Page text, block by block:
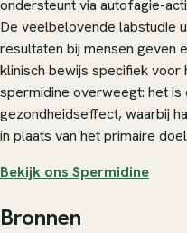
ondersteunt via autofagie-
De veelbelovende labstudie
resultaten bij mensen geven
klinisch bewijs specifiek
spermidine overweegt: het
gezondheidseffect, waarbij
in plaats van het primaire
Bekijk ons Spermidine
Bronnen